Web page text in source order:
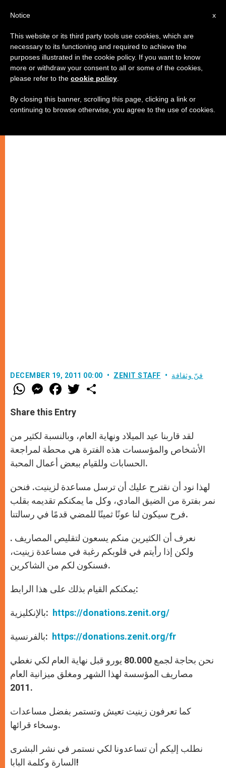
مساعدة نهاية العام
الإخوة والأخوات الأعزاء أصدقاء زينيت،
DECEMBER 19, 2011 00:00 ZENIT STAFF فنّ وثقافة
W
h
t
s
p
p
M
e
s
e
g
e
r
F
a
e
b
o
k
w
r
Share this Entry
لقد قاربنا عيد الميلاد ونهاية العام، وبالنسبة لكثير من
الأشخاص والمؤسسات هذه الفترة هي محطة لمراجعة
الحسابات وللقيام ببعض أعمال المحبة.
لهذا نود أن نقترح عليك أن ترسل مساعدة لزينيت. فنحن
نمر بفترة من الضيق المادي، وكل ما يمكنكم تقديمه بقلب
فرح سيكون لنا عونًا ثمينًا للمضي قدمًا في رسالتنا.
نعرف أن الكثيرين منكم يسعون لتقليص المصاريف .
ولكن إذا رأيتم في قلوبكم رغبة في مساعدة زينيت،
فسنكون لكم من الشاكرين.
يمكنكم القيام بذلك على هذا الرابط:
بالإنكليزية: https://donations.zenit.org/
بالفرنسية: https://donations.zenit.org/fr
نحن بحاجة لجمع 80.000 يورو قبل نهاية العام لكي نغطي
مصاريف المؤسسة لهذا الشهر ومغلق ميزانية العام
2011.
كما تعرفون زينيت تعيش وتستمر بفضل مساعدات
وسخاء قرائها.
نطلب إليكم أن تساعدونا لكي نستمر في نشر البشرى
السارة وكلمة البابا!
x
Notice
This website or its third party tools use cookies, which are
necessary to its functioning and required to achieve the
purposes illustrated in the cookie policy. If you want to know
more or withdraw your consent to all or some of the cookies,
please refer to the cookie policy
By closing this banner, scrolling this page, clicking a link or
continuing to browse otherwise, you agree to the use of cookies.